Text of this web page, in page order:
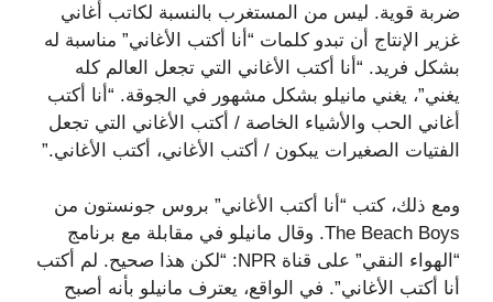
ضربة قوية. ليس من المستغرب بالنسبة لكاتب أغاني
غزير الإنتاج أن تبدو كلمات “أنا أكتب الأغاني” مناسبة له
بشكل فريد. “أنا أكتب الأغاني التي تجعل العالم كله
يغني”، يغني مانيلو بشكل مشهور في الجوقة. “أنا أكتب
أغاني الحب والأشياء الخاصة / أكتب الأغاني التي تجعل
الفتيات الصغيرات يبكون / أكتب الأغاني، أكتب الأغاني.”
ومع ذلك، كتب “أنا أكتب الأغاني” بروس جونستون من
The Beach Boys. وقال مانيلو في مقابلة مع برنامج
“الهواء النقي” على قناة NPR: “لكن هذا صحيح. لم أكتب
أنا أكتب الأغاني”. في الواقع، يعترف مانيلو بأنه أصبح